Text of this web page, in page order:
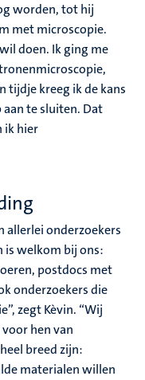
worden, tot hij
met microscopie.
doen. Ik ging me
tijdje kreeg ik de kans
aan te sluiten. Dat
ik hier
allerlei onderzoekers
is welkom bij ons:
postdocs met
onderzoekers die
zegt Kèvin. “Wij
hen van
breed zijn:
materialen willen